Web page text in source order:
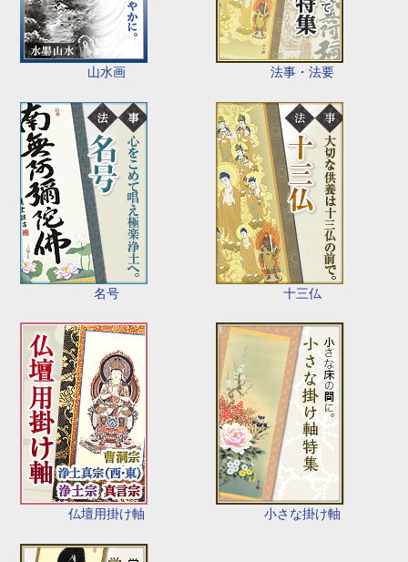
山水画 法事・法要
名号 十三仏
仏壇用掛け軸 小さな掛け軸